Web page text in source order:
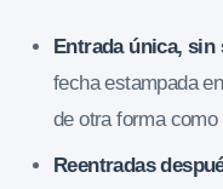
Entrada única, sin
fecha estampada
de otra forma como
Reentradas